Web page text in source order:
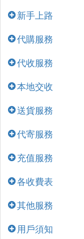
新手上路
代購服務
代收服務
本地交收
送貨服務
代寄服務
充值服務
各收費表
其他服務
用戶須知